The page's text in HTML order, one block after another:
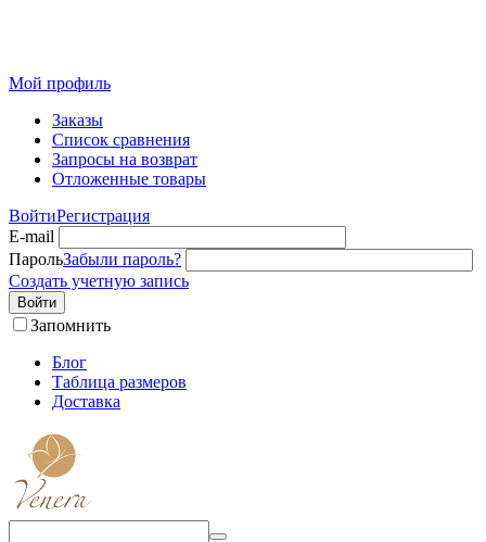
Мой профиль
Заказы
Список сравнения
Запросы на возврат
Отложенные товары
ВойтиРегистрация
E-mail
ПарольЗабыли пароль?
Создать учетную запись
Войти
Запомнить
Блог
Таблица размеров
Доставка